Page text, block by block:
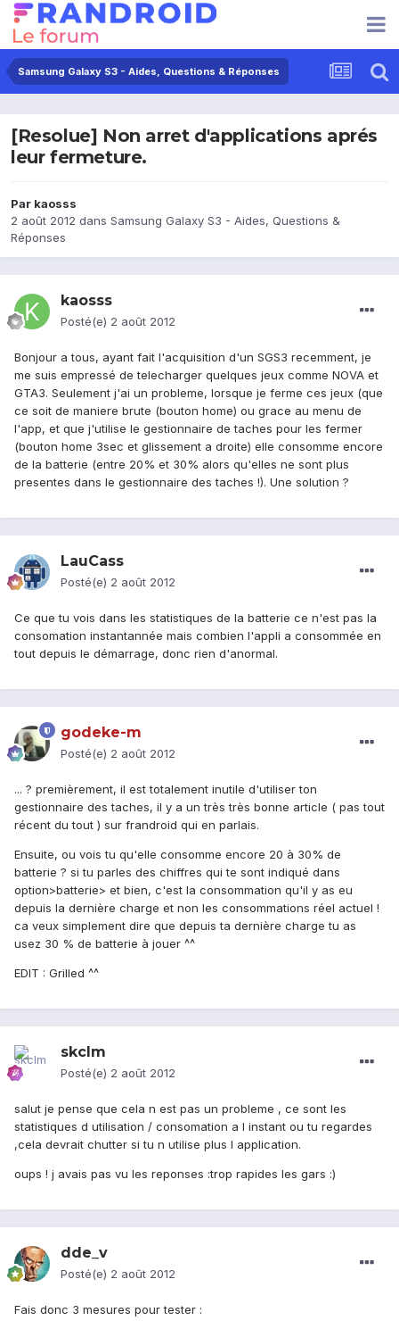
Samsung Galaxy S3 - Aides, Questions & Réponses
[Resolue] Non arret d'applications aprés
leur fermeture.
Par kaosss
2 août 2012 dans Samsung Galaxy S3 - Aides, Questions &
Réponses
kaosss
Posté(e) 2 août 2012
Bonjour a tous, ayant fait l'acquisition d'un SGS3 recemment, je
me suis empressé de telecharger quelques jeux comme NOVA et
GTA3. Seulement j'ai un probleme, lorsque je ferme ces jeux (que
ce soit de maniere brute (bouton home) ou grace au menu de
l'app, et que j'utilise le gestionnaire de taches pour les fermer
(bouton home 3sec et glissement a droite) elle consomme encore
de la batterie (entre 20% et 30% alors qu'elles ne sont plus
presentes dans le gestionnaire des taches !). Une solution ?
LauCass
Posté(e) 2 août 2012
Ce que tu vois dans les statistiques de la batterie ce n'est pas la
consomation instantannée mais combien l'appli a consommée en
tout depuis le démarrage, donc rien d'anormal.
godeke-m
Posté(e) 2 août 2012
... ? premièrement, il est totalement inutile d'utiliser ton
gestionnaire des taches, il y a un très très bonne article ( pas tout
récent du tout ) sur frandroid qui en parlais.
Ensuite, ou vois tu qu'elle consomme encore 20 à 30% de
batterie ? si tu parles des chiffres qui te sont indiqué dans
option>batterie> et bien, c'est la consommation qu'il y as eu
depuis la dernière charge et non les consommations réel actuel !
ca veux simplement dire que depuis ta dernière charge tu as
usez 30 % de batterie à jouer ^^
EDIT : Grilled ^^
skclm
Posté(e) 2 août 2012
salut je pense que cela n est pas un probleme , ce sont les
statistiques d utilisation / consomation a l instant ou tu regardes
,cela devrait chutter si tu n utilise plus l application.
oups ! j avais pas vu les reponses :trop rapides les gars :)
dde_v
Posté(e) 2 août 2012
Fais donc 3 mesures pour tester :